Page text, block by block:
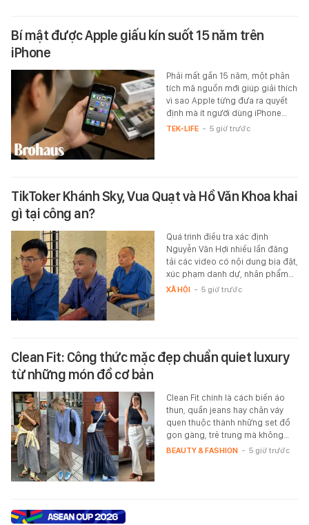
Bí mật được Apple giấu kín suốt 15 năm trên
iPhone
Phải mất gần 15 năm, một phân
tích mã nguồn mới giúp giải thích
vì sao Apple từng đưa ra quyết
định mà ít người dùng iPhone…
TEK-LIFE - 5 giờ trước
TikToker Khánh Sky, Vua Quạt và Hồ Văn Khoa khai
gì tại công an?
Quá trình điều tra xác định
Nguyễn Văn Hợi nhiều lần đăng
tải các video có nội dung bịa đặt,
xúc phạm danh dự, nhân phẩm…
XÃ HỘI - 5 giờ trước
Clean Fit: Công thức mặc đẹp chuẩn quiet luxury
từ những món đồ cơ bản
Clean Fit chính là cách biến áo
thun, quần jeans hay chân váy
quen thuộc thành những set đồ
gọn gàng, trẻ trung mà không…
BEAUTY & FASHION - 5 giờ trước